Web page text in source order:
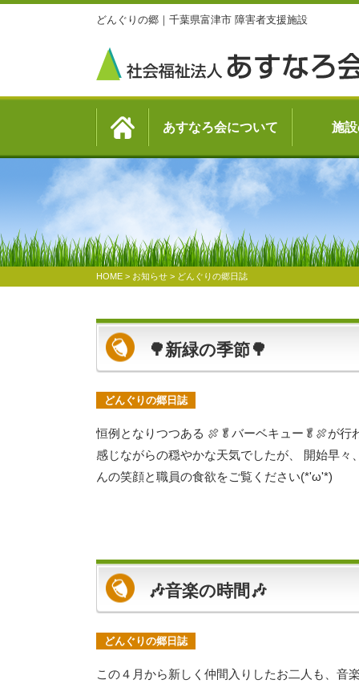
どんぐりの郷｜千葉県富津市 障害者支援施設
あすなろ会について 施
HOME > お知らせ > どんぐりの郷日誌
🌳新緑の季節🌳
どんぐりの郷日誌
恒例となりつつある 🍖🥬バーベキュー🥬🍖が
感じながらの穏やかな天気でしたが、 開始早々
んの笑顔と職員の食欲をご覧ください(*'ω'*)
🎶音楽の時間🎶
どんぐりの郷日誌
この４月から新しく仲間入りしたお二人も、音